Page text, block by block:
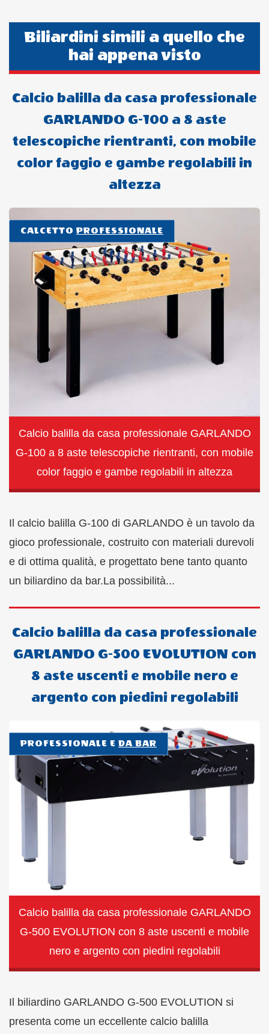
Biliardini simili a quello che
hai appena visto
Calcio balilla da casa professionale
GARLANDO G-100 a 8 aste
telescopiche rientranti, con mobile
color faggio e gambe regolabili in
altezza
CALCETTO PROFESSIONALE
Calcio balilla da casa professionale GARLANDO
G-100 a 8 aste telescopiche rientranti, con mobile
color faggio e gambe regolabili in altezza
Il calcio balilla G-100 di GARLANDO è un tavolo da
gioco professionale, costruito con materiali durevoli
e di ottima qualità, e progettato bene tanto quanto
un biliardino da bar.La possibilità...
Calcio balilla da casa professionale
GARLANDO G-500 EVOLUTION con
8 aste uscenti e mobile nero e
argento con piedini regolabili
PROFESSIONALE E DA BAR
Calcio balilla da casa professionale GARLANDO
G-500 EVOLUTION con 8 aste uscenti e mobile
nero e argento con piedini regolabili
Il biliardino GARLANDO G-500 EVOLUTION si
presenta come un eccellente calcio balilla